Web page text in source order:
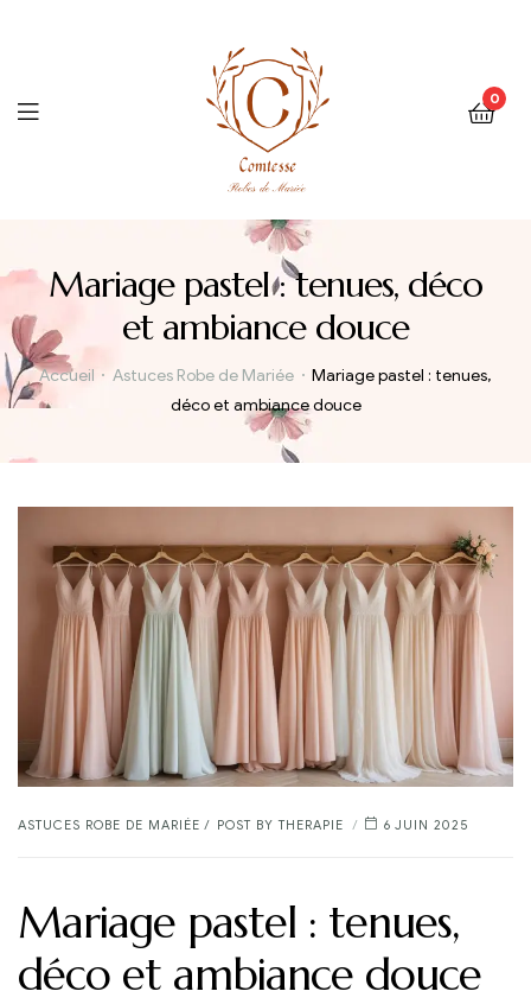
0
Menu
Mariage pastel : tenues, déco
et ambiance douce
Accueil Astuces Robe de Mariée
Mariage pastel : tenues,
déco et ambiance douce
CATEGORIES
ASTUCES ROBE DE MARIÉE POST BYTHERAPIE 6 JUIN 2025
Mariage pastel : tenues,
déco et ambiance douce